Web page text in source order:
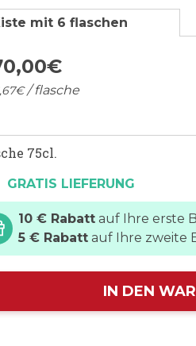
mit 6 flaschen
00€
67€/ flasche
75cl.
GRATIS LIEFERUNG
10 € Rabatt auf Ihre erste
5 € Rabatt auf Ihre zweite
IN DEN